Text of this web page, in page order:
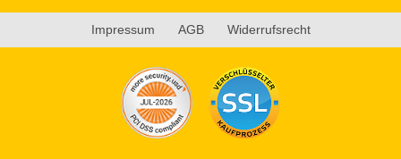
Impressum AGB Widerrufsrecht